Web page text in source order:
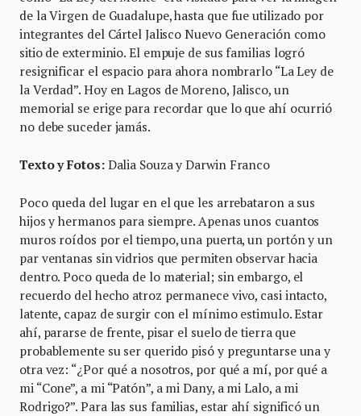
de la Virgen de Guadalupe, hasta que fue utilizado por
integrantes del Cártel Jalisco Nuevo Generación como
sitio de exterminio. El empuje de sus familias logró
resignificar el espacio para ahora nombrarlo “La Ley de
la Verdad”. Hoy en Lagos de Moreno, Jalisco, un
memorial se erige para recordar que lo que ahí ocurrió
no debe suceder jamás.
Texto y Fotos: Dalia Souza y Darwin Franco
Poco queda del lugar en el que les arrebataron a sus
hijos y hermanos para siempre. Apenas unos cuantos
muros roídos por el tiempo, una puerta, un portón y un
par ventanas sin vidrios que permiten observar hacia
dentro. Poco queda de lo material; sin embargo, el
recuerdo del hecho atroz permanece vivo, casi intacto,
latente, capaz de surgir con el mínimo estimulo. Estar
ahí, pararse de frente, pisar el suelo de tierra que
probablemente su ser querido pisó y preguntarse una y
otra vez: “¿Por qué a nosotros, por qué a mí, por qué a
mi “Cone”, a mi “Patón”, a mi Dany, a mi Lalo, a mi
Rodrigo?”. Para las sus familias, estar ahí significó un